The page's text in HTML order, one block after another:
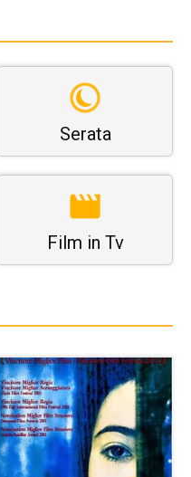
Serata
Film in Tv